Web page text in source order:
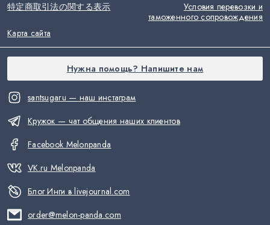
santsugaru — наш инстаграм
Кружок — чат общения наших клиентов
Facebook Melonpanda
VK.ru Melonpanda
Блог Инги в livejournal.com
order@melon-panda.com
特定商取引法の関する表示
Условия перевозки и
таможенного сопровождения
Карта сайта
Нужна помощь? Напишите нам